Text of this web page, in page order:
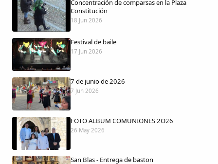
Concentración de comparsas en la Plaza
Constitución
18 Jun 2026
Festival de baile
17 Jun 2026
7 de junio de 2026
7 Jun 2026
FOTO ALBUM COMUNIONES 2O26
26 May 2026
San Blas - Entrega de baston
Compartir en Facebook
Compartir en Twitter
Copiar enlace